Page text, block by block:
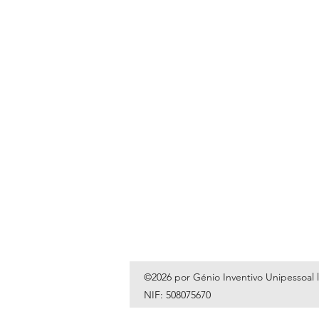
©2026 por Génio Inventivo Unipessoal
NIF: 508075670